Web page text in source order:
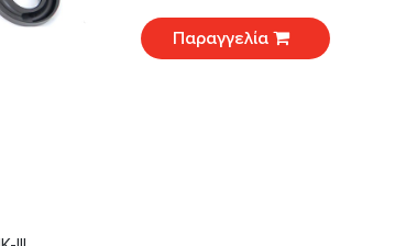
Παραγγελία